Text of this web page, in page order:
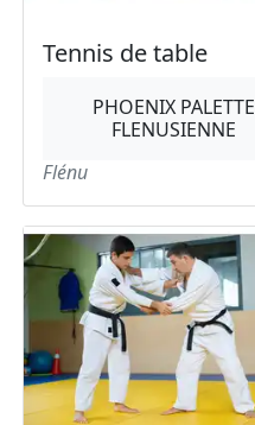
Tennis de table
PHOENIX PALETTE
FLENUSIENNE
Flénu